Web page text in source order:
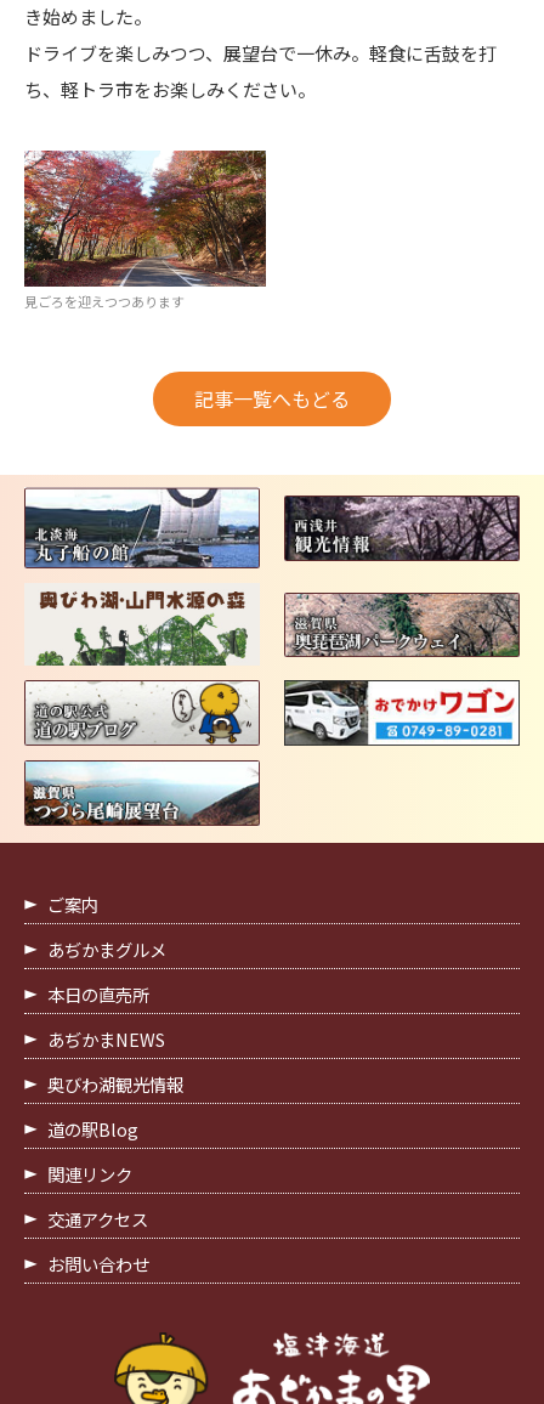
き始めました。
ドライブを楽しみつつ、展望台で一休み。軽食に舌鼓を打
ち、軽トラ市をお楽しみください。
見ごろを迎えつつあります
記事一覧へもどる
ご案内
あぢかまグルメ
本日の直売所
あぢかまNEWS
奥びわ湖観光情報
道の駅Blog
関連リンク
交通アクセス
お問い合わせ